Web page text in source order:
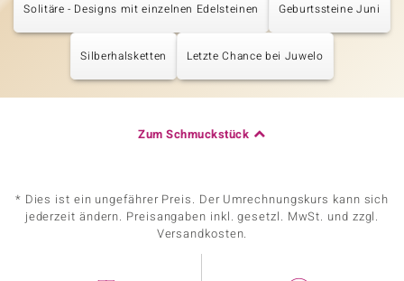
Solitäre - Designs mit einzelnen Edelsteinen Geburtssteine Juni
Silberhalsketten Letzte Chance bei Juwelo
Zum Schmuckstück
* Dies ist ein ungefährer Preis. Der Umrechnungskurs kann sich
jederzeit ändern. Preisangaben inkl. gesetzl. MwSt. und zzgl.
Versandkosten.